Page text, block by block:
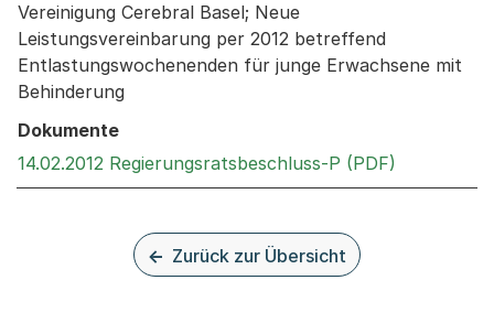
Vereinigung Cerebral Basel; Neue
Leistungsvereinbarung per 2012 betreffend
Entlastungswochenenden für junge Erwachsene mit
Behinderung
Dokumente
14.02.2012 Regierungsratsbeschluss-P (PDF)
Zurück zur Übersicht